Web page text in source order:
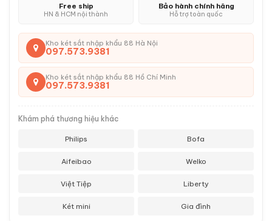
Free ship
HN & HCM nội thành
Bảo hành chính hãng
Hỗ trợ toàn quốc
Kho két sắt nhập khẩu 88 Hà Nội
097.573.9381
Kho két sắt nhập khẩu 88 Hồ Chí Minh
097.573.9381
Khám phá thương hiệu khác
Philips Bofa
Aifeibao Welko
Việt Tiệp Liberty
Két mini Gia đình